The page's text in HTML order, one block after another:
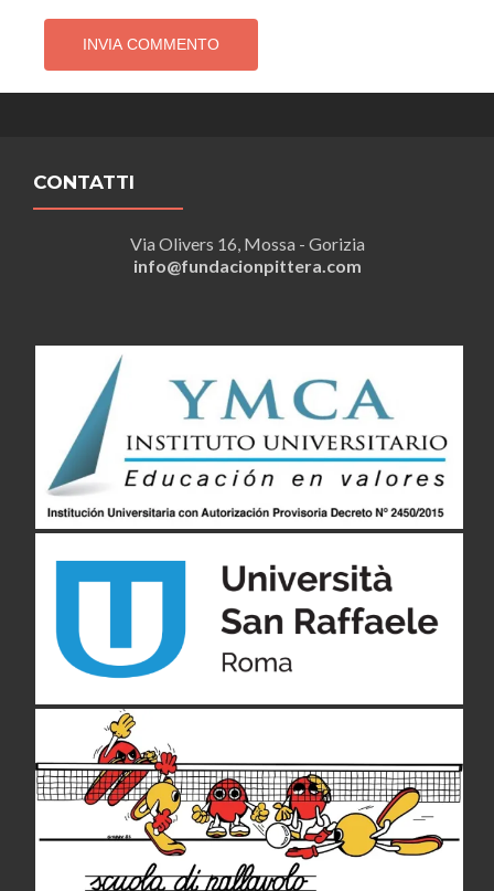
CONTATTI
Via Olivers 16, Mossa - Gorizia
info@fundacionpittera.com